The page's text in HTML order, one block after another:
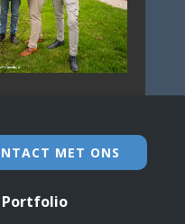
MET ONS